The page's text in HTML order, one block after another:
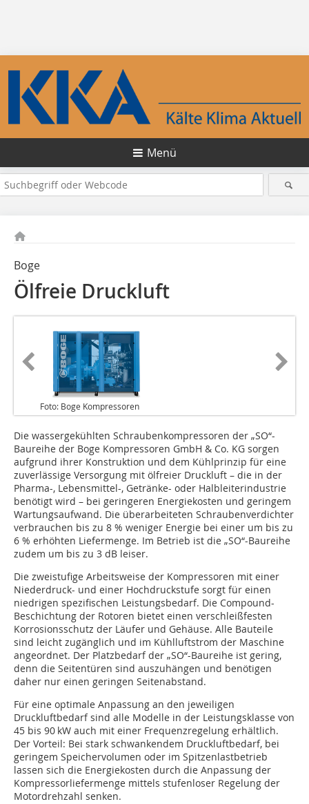
Menü
Boge
Ölfreie Druckluft
Foto: Boge Kompressoren
Die wassergekühlten Schraubenkompressoren der „SO“-
Baureihe der Boge Kompressoren GmbH & Co. KG sorgen
aufgrund ihrer Konstruktion und dem Kühlprinzip für eine
zuverlässige Versorgung mit ölfreier Druckluft – die in der
Pharma-, Lebensmittel-, Getränke- oder Halbleiterindustrie
benötigt wird – bei geringeren Energiekosten und geringem
Wartungsaufwand. Die überarbeiteten Schraubenverdichter
verbrauchen bis zu 8 % weniger Energie bei einer um bis zu
6 % erhöhten Liefermenge. Im Betrieb ist die „SO“-Baureihe
zudem um bis zu 3 dB leiser.
Die zweistufige Arbeitsweise der Kompressoren mit einer
Niederdruck- und einer Hochdruckstufe sorgt für einen
niedrigen spezifischen Leistungsbedarf. Die Compound-
Beschichtung der Rotoren bietet einen verschleißfesten
Korrosionsschutz der Läufer und Gehäuse. Alle Bauteile
sind leicht zugänglich und im Kühlluftstrom der Maschine
angeordnet. Der Platzbedarf der „SO“-Baureihe ist gering,
denn die Seitentüren sind auszuhängen und benötigen
daher nur einen geringen Seitenabstand.
Für eine optimale Anpassung an den jeweiligen
Druckluftbedarf sind alle Modelle in der Leistungsklasse von
45 bis 90 kW auch mit einer Frequenzregelung erhältlich.
Der Vorteil: Bei stark schwankendem Druckluftbedarf, bei
geringem Speichervolumen oder im Spitzenlastbetrieb
lassen sich die Energiekosten durch die Anpassung der
Kompressorliefermenge mittels stufenloser Regelung der
Motordrehzahl senken.